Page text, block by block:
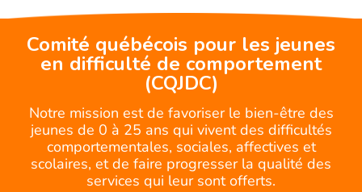
Comité québécois pour les jeunes
en difficulté de comportement
(CQJDC)
Notre mission est de favoriser le bien-être des
jeunes de 0 à 25 ans qui vivent des difficultés
comportementales, sociales, affectives et
scolaires, et de faire progresser la qualité des
services qui leur sont offerts.